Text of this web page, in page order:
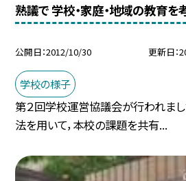
熟議で 学校・家庭・地域の教育を
公開日 2012/10/30 更新日
学校の様子
第２回学校運営協議会が行われまし
法を用いて，本校の課題を共有...